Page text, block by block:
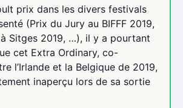
prix dans les divers festivals
(Prix du Jury au BIFFF 2019,
Sitges 2019, …), il y a pourtant
cet Extra Ordinary, co-
l’Irlande et la Belgique de 2019,
inaperçu lors de sa sortie